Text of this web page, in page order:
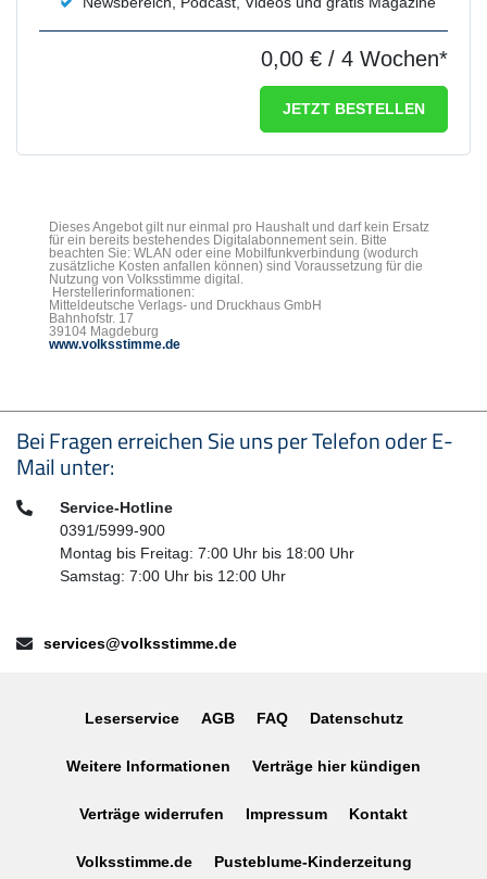
0,00 € / 4 Wochen*
JETZT BESTELLEN
Dieses Angebot gilt nur einmal pro Haushalt und darf kein Ersatz
für ein bereits bestehendes Digitalabonnement sein. Bitte
beachten Sie: WLAN oder eine Mobilfunkverbindung (wodurch
zusätzliche Kosten anfallen können) sind Voraussetzung für die
Nutzung von Volksstimme digital.
Herstellerinformationen:
Mitteldeutsche Verlags- und Druckhaus GmbH
Bahnhofstr. 17
39104 Magdeburg
www.volksstimme.de
Seitenfußbereich
Bei Fragen erreichen Sie uns per Telefon oder E-
Mail unter:
Telefon:Service-Hotline
0391/5999-900
Montag bis Freitag: 7:00 Uhr bis 18:00 Uhr
Samstag: 7:00 Uhr bis 12:00 Uhr
E-Mail:services@volksstimme.de
Leserservice AGB FAQ Datenschutz
Weitere Informationen Verträge hier kündigen
Verträge widerrufen Impressum Kontakt
Volksstimme.de Pusteblume-Kinderzeitung